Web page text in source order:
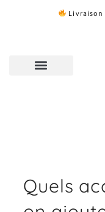
Livraison
Quels